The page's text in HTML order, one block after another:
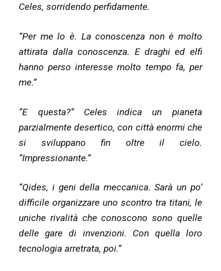
Celes, sorridendo perfidamente.
“Per me lo è. La conoscenza non è molto
attirata dalla conoscenza. E draghi ed elfi
hanno perso interesse molto tempo fa, per
me.”
“E questa?” Celes indica un pianeta
parzialmente desertico, con città enormi che
si sviluppano fin oltre il cielo.
“Impressionante.”
“Qides, i geni della meccanica. Sarà un po’
difficile organizzare uno scontro tra titani, le
uniche rivalità che conoscono sono quelle
delle gare di invenzioni. Con quella loro
tecnologia arretrata, poi.”